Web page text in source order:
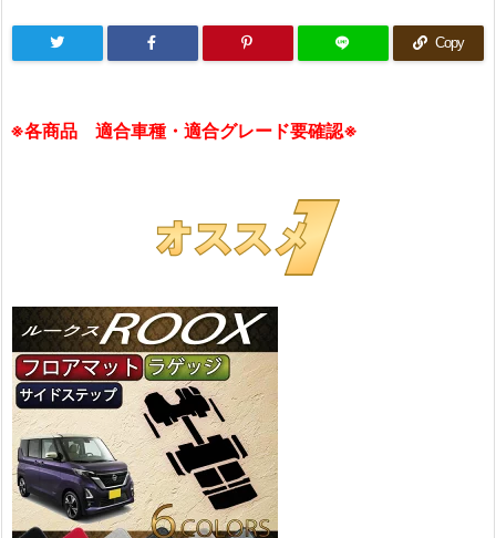
Copy
※各商品 適合車種・適合グレード要確認※